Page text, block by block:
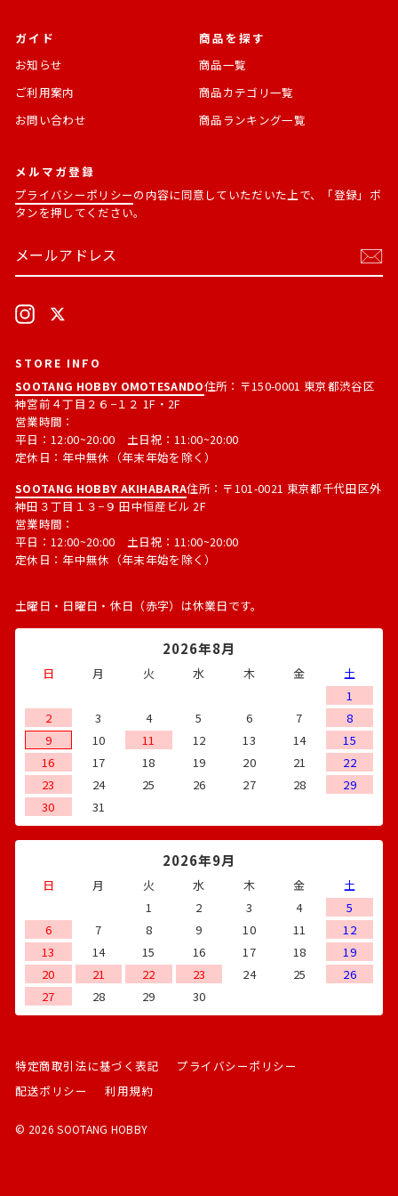
ガイド
お知らせ
ご利用案内
お問い合わせ
商品を探す
商品一覧
商品カテゴリ一覧
商品ランキング一覧
メルマガ登録
プライバシーポリシーの内容に同意していただいた上で、「登録」ボ
タンを押してください。
ー
レ
ス
読
Instagram
STORE INFO
SOOTANG HOBBY OMOTESANDO住所：〒150-0001 東京都渋谷区
神宮前４丁目２６−１２ 1F・2F
営業時間：
平日：12:00~20:00 土日祝：11:00~20:00
定休日：年中無休（年末年始を除く）
SOOTANG HOBBY AKIHABARA住所：〒101-0021 東京都千代田区外
神田３丁目１３−９ 田中恒産ビル 2F
営業時間：
平日：12:00~20:00 土日祝：11:00~20:00
定休日：年中無休（年末年始を除く）
土曜日・日曜日・休日（赤字）は休業日です。
2026年8月
日 月 火 水 木 金
土
1
2
3 4 5 6 7
8
9
10 11 12 13 14
15
16
17 18 19 20 21
22
23
24 25 26 27 28
29
30
31
2026年9月
日 月 火 水 木 金
土
1
2 3 4
5
6
7 8 9 10 11
12
13
14 15 16 17 18
19
20
21 22 23 24 25
26
27
28 29 30
© 2026 SOOTANG HOBBY
特定商取引法に基づく表記
プライバシーポリシー
配送ポリシー
利用規約